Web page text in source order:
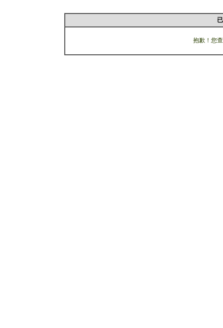
抱歉！您